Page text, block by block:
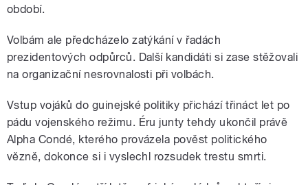
období.
Volbám ale předcházelo zatýkání v řadách
prezidentových odpůrců. Další kandidáti si zase stěžovali
na organizační nesrovnalosti při volbách.
Vstup vojáků do guinejské politiky přichází třináct let po
pádu vojenského režimu. Éru junty tehdy ukončil právě
Alpha Condé, kterého provázela pověst politického
vězně, dokonce si i vyslechl rozsudek trestu smrti.